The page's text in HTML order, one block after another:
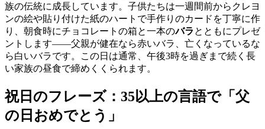
族の伝統に成長しています。子供たちは一週間前からクレヨ
ンの絵や貼り付けた紙のハートで手作りのカードを丁寧に作
り、朝食時にチョコレートの箱と一本のバラ とともにプレゼ
ントします——父親が健在なら赤いバラ、亡くなっているな
ら白いバラです。この日は通常、午後3時を過ぎまで続く長
い家族の昼食で締めくくられます。
祝日のフレーズ：35以上の言語で「父
の日おめでとう」